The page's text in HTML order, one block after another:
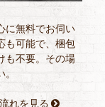
に無料でお伺い
も可能で、梱包
も不要。その場
れを見る